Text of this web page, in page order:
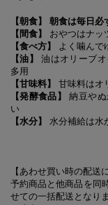
【朝食】 朝食は毎日必
【間食】 おやつはナッ
【食べ方】 よく噛んで
【油】油はオリーブ
多用
【甘味料】
甘味料はオ
【発酵食品】
納豆や
い
【水分】
水分補給は水
【あわせ買い時の配送
予約商品と他商品を同
せての一括配送となりま